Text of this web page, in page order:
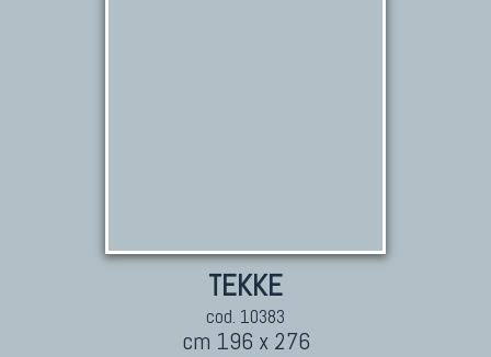
TEKKE
cod. 10383
cm 196 x 276